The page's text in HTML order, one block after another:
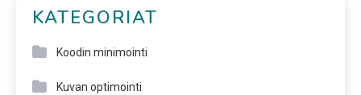
KATEGORIAT
Koodin minimointi
Kuvan optimointi